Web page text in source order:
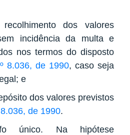
dos valores
incidência da multa e
nos termos do disposto
8.036, de 1990, caso seja
e
dos valores previstos
de 1990.
único. Na hipótese